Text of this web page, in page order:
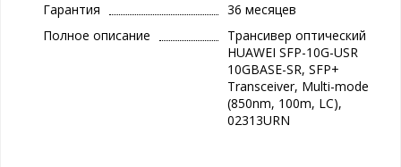
Гарантия
36 месяцев
Полное описание
Трансивер оптический
HUAWEI SFP-10G-USR
10GBASE-SR, SFP+
Transceiver, Multi-mode
(850nm, 100m, LC),
02313URN